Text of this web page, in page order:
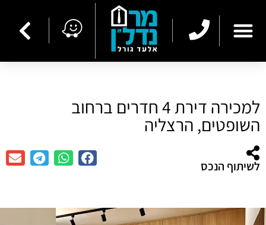
למכירה דירת 4 חדרים ברחוב
השופטים, הרצליה
לשיתוף הנכס